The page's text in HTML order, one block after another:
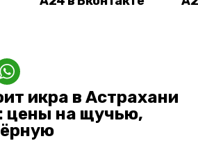
икра в Астрахани
цены на щучью,